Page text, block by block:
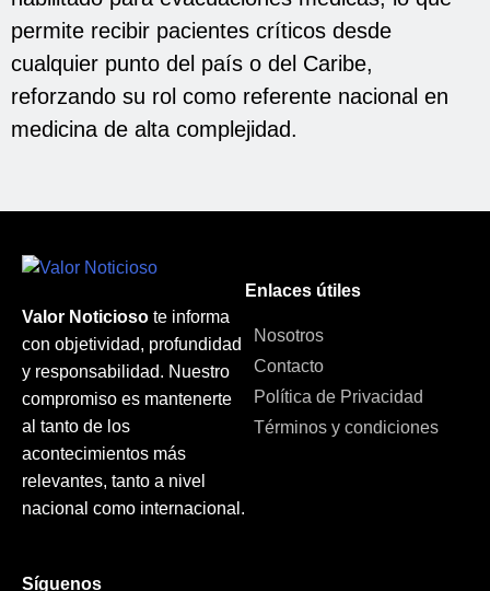
permite recibir pacientes críticos desde
cualquier punto del país o del Caribe,
reforzando su rol como referente nacional en
medicina de alta complejidad.
Valor Noticioso te informa
con objetividad, profundidad
y responsabilidad. Nuestro
compromiso es mantenerte
al tanto de los
acontecimientos más
relevantes, tanto a nivel
nacional como internacional.
Enlaces útiles
Nosotros
Contacto
Política de Privacidad
Términos y condiciones
Síguenos